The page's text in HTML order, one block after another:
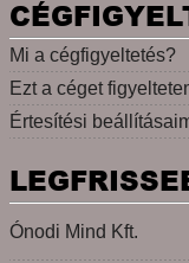
Mi a cégfigyeltetés?
Ezt a céget
Értesítési
Ónodi Mind Kft.